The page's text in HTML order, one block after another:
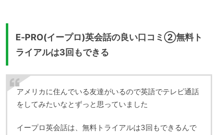
E-PRO(イープロ)英会話の良い口コミ②無料ト
ライアルは3回もできる
アメリカに住んでいる友達がいるので英語でテレビ通話
をしてみたいなとずっと思っていました
イープロ英会話は、無料トライアルは3回もできるんで